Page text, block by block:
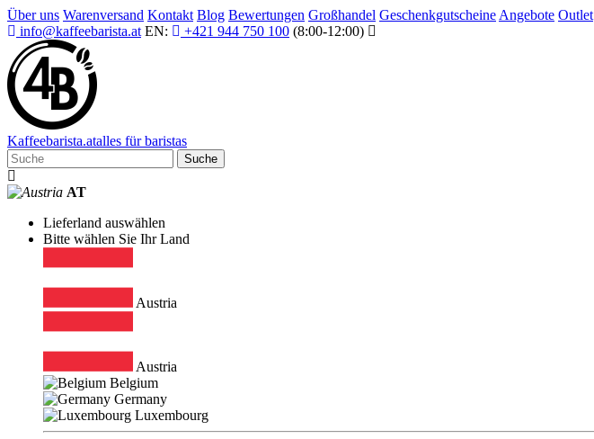
Über uns Warenversand Kontakt Blog Bewertungen Großhandel Geschenkgutscheine Angebote Outlet
info@kaffeebarista.at EN: +421 944 750 100 (8:00-12:00)
Kaffeebarista.atalles für baristas
Suche
AT
Lieferland auswählen
Bitte wählen Sie Ihr Land
Austria
Austria
Belgium
Germany
Luxembourg